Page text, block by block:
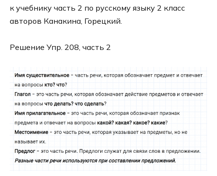
к учебнику часть 2 по русскому языку 2 класс
авторов Канакина, Горецкий.
Решение Упр. 208, часть 2